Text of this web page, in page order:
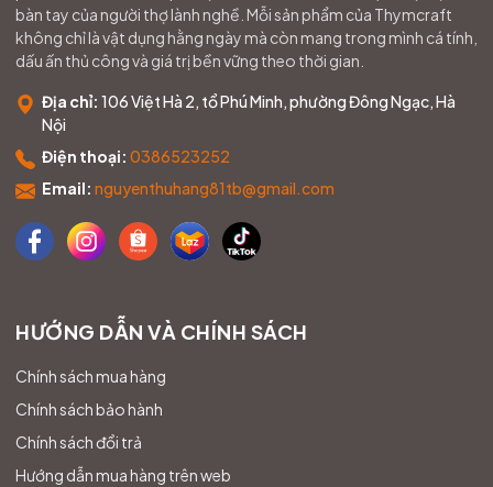
bàn tay của người thợ lành nghề. Mỗi sản phẩm của Thymcraft
không chỉ là vật dụng hằng ngày mà còn mang trong mình cá tính,
dấu ấn thủ công và giá trị bền vững theo thời gian.
Địa chỉ: 106 Việt Hà 2, tổ Phú Minh, phường Đông Ngạc, Hà
Nội
Điện thoại: 0386523252
Email: nguyenthuhang81tb@gmail.com
HƯỚNG DẪN VÀ CHÍNH SÁCH
Chính sách mua hàng
Chính sách bảo hành
Chính sách đổi trả
Hướng dẫn mua hàng trên web